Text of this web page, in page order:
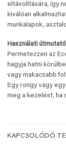
eltávolítására, így
kiválóan
munkalapok,
Használati
Permetezzen az
hagyja hatni
vagy makacsabb
Egy rongy vagy
meg a kezelést, ha
KAPCSOLÓDÓ